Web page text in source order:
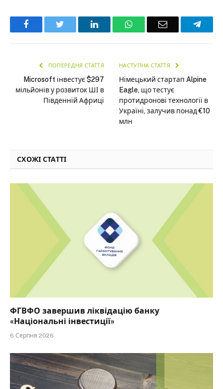
Facebook LinkedInWhatsAppEmail
ПОПЕРЕДНЯ СТАТТЯ
Microsoft інвестує $297
мільйонів у розвиток ШІ в
Південній Африці
НАСТУПНА СТАТТЯ
Німецький стартап Alpine
Eagle, що тестує
протидронові технології в
Україні, залучив понад €10
млн
СХОЖІ СТАТТІ
ФГВФО завершив ліквідацію банку
«Національні інвестиції»
6 Серпня 2026